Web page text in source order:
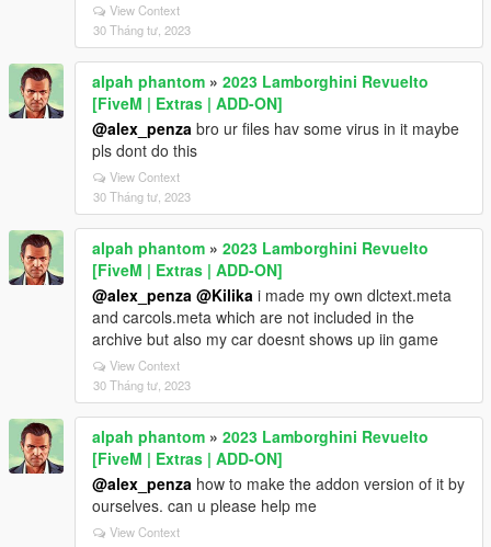
View Context
30 Tháng tư, 2023
alpah phantom » 2023 Lamborghini Revuelto
[FiveM | Extras | ADD-ON]
@alex_penza bro ur files hav some virus in it maybe
pls dont do this
View Context
30 Tháng tư, 2023
alpah phantom » 2023 Lamborghini Revuelto
[FiveM | Extras | ADD-ON]
@alex_penza @Kilika i made my own dlctext.meta
and carcols.meta which are not included in the
archive but also my car doesnt shows up iin game
View Context
30 Tháng tư, 2023
alpah phantom » 2023 Lamborghini Revuelto
[FiveM | Extras | ADD-ON]
@alex_penza how to make the addon version of it by
ourselves. can u please help me
View Context